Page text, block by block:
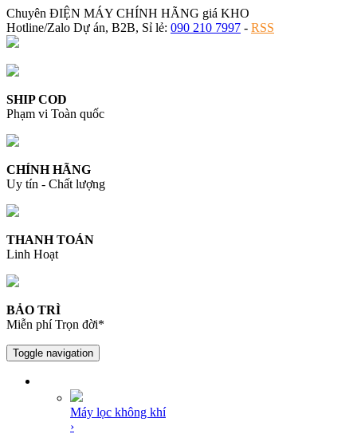
Chuyên ĐIỆN MÁY CHÍNH HÃNG giá KHO
Hotline/Zalo Dự án, B2B, Sỉ lẻ: 090 210 7997 - RSS
SHIP COD
Phạm vi Toàn quốc
CHÍNH HÃNG
Uy tín - Chất lượng
THANH TOÁN
Linh Hoạt
BẢO TRÌ
Miễn phí Trọn đời*
Toggle navigation
Máy lọc không khí
›